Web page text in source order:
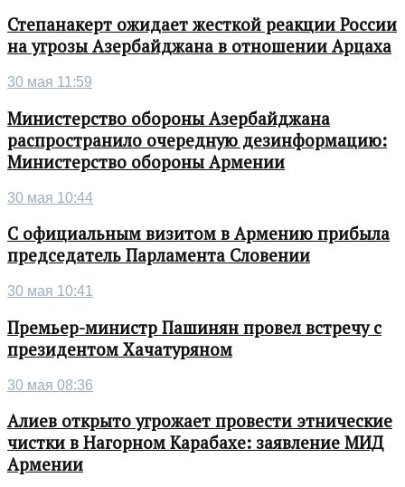
Степанакерт ожидает жесткой реакции России
на угрозы Азербайджана в отношении Арцаха
30 мая 11:59
Министерство обороны Азербайджана
распространило очередную дезинформацию:
Министерство обороны Армении
30 мая 10:44
С официальным визитом в Армению прибыла
председатель Парламента Словении
30 мая 10:41
Премьер-министр Пашинян провел встречу с
президентом Хачатуряном
30 мая 08:36
Алиев открыто угрожает провести этнические
чистки в Нагорном Карабахе: заявление МИД
Армении